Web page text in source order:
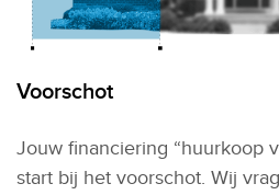
Voorschot
Jouw financiering “huurkoop
start bij het voorschot. Wij